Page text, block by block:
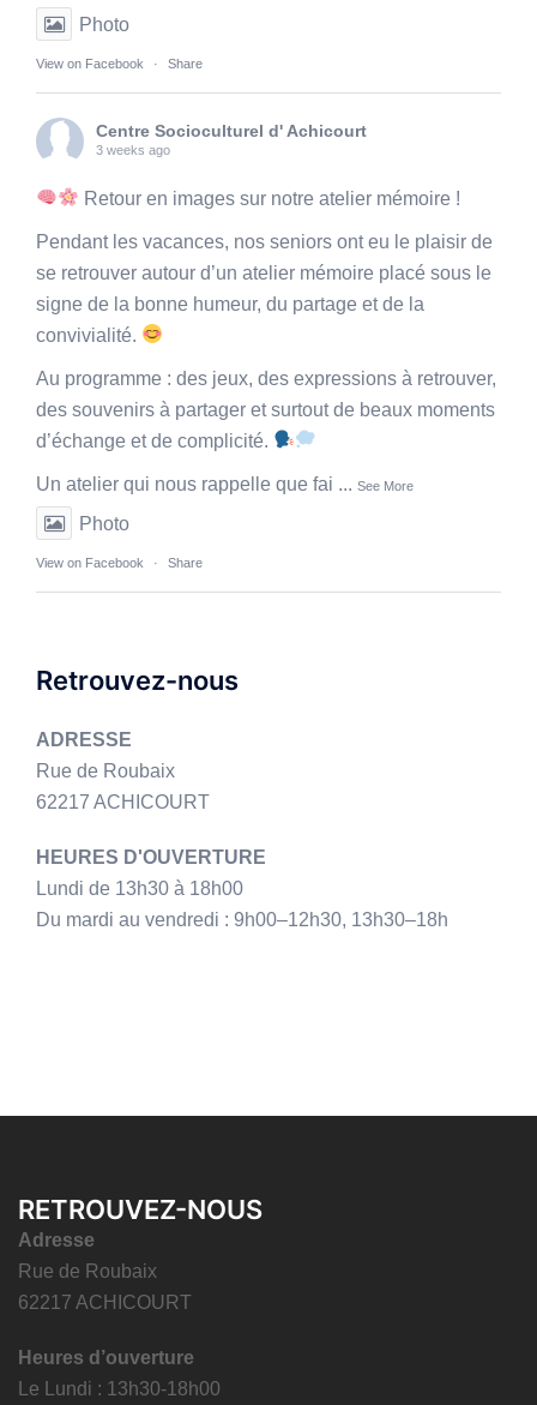
Photo
View on Facebook · Share
Centre Socioculturel d' Achicourt
3 weeks ago
Retour en images sur notre atelier mémoire !
Pendant les vacances, nos seniors ont eu le plaisir de
se retrouver autour d’un atelier mémoire placé sous le
signe de la bonne humeur, du partage et de la
convivialité.
Au programme : des jeux, des expressions à retrouver,
des souvenirs à partager et surtout de beaux moments
d’échange et de complicité.
Un atelier qui nous rappelle que fai ... See More
Photo
View on Facebook · Share
Retrouvez-nous
ADRESSE
Rue de Roubaix
62217 ACHICOURT
HEURES D'OUVERTURE
Lundi de 13h30 à 18h00
Du mardi au vendredi : 9h00–12h30, 13h30–18h
RETROUVEZ-NOUS
Adresse
Rue de Roubaix
62217 ACHICOURT
Heures d’ouverture
Le Lundi : 13h30-18h00